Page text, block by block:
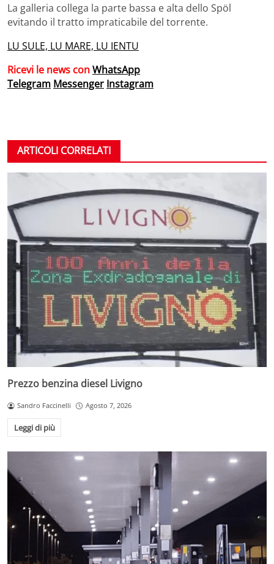
La galleria collega la parte bassa e alta dello Spöl
evitando il tratto impraticabile del torrente.
LU SULE, LU MARE, LU IENTU
Ricevi le news conWhatsApp
Telegram Messenger Instagram
ARTICOLI CORRELATI
Prezzo benzina diesel Livigno
Sandro Faccinelli Agosto 7, 2026
Leggi di più